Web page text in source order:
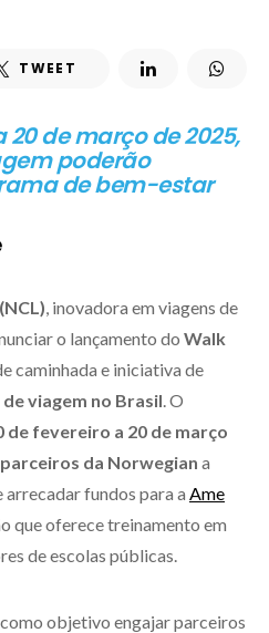
TWEET
20 de março de 2025,
poderão
de bem-estar‌
, inovadora em viagens de
o lançamento do Walk
caminhada e iniciativa de
viagem no Brasil . O
de fevereiro a 20 de março
da Norwegian a
arrecadar fundos para a Ame
que oferece treinamento em
de escolas públicas.
objetivo engajar parceiros